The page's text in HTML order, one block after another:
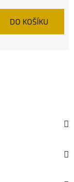
DO KOŠÍKU